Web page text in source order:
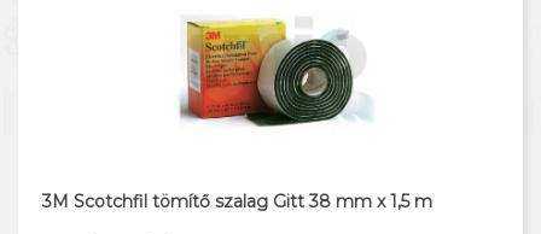
3M Scotchfil tömítő szalag Gitt 38 mm x 1,5 m